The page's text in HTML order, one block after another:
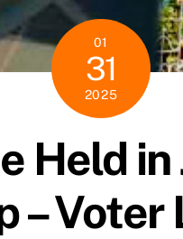
01
31
2025
Held
–